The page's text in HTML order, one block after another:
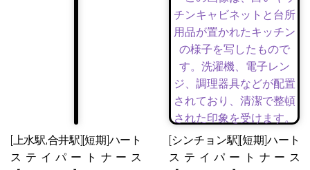
[上水駅,合井駅][短期]ハート
ステイパートナース
[シンチョン駅][短期]ハート
ステイパートナース